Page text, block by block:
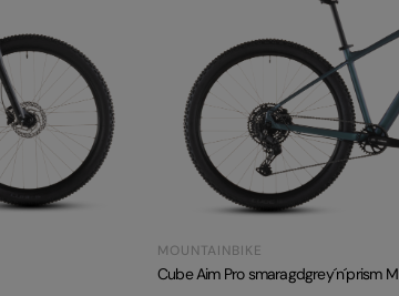
MOUNTAINBIKE
Cube Aim Pro smaragdgrey´n´prism M